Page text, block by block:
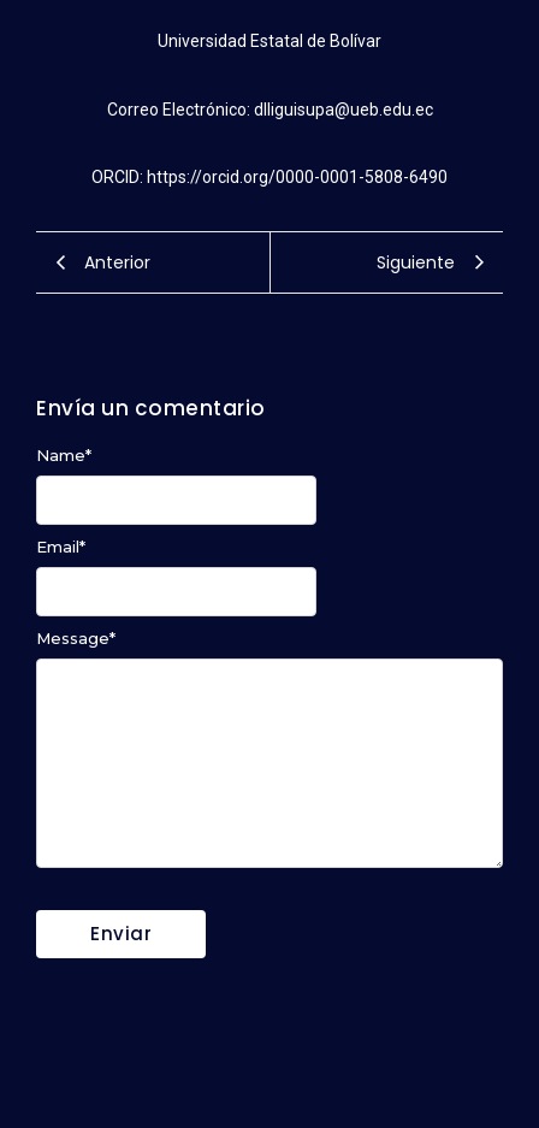
Universidad Estatal de Bolívar
Correo Electrónico: dlliguisupa@ueb.edu.ec
ORCID: https://orcid.org/0000-0001-5808-6490
Anterior Siguiente
Envía un comentario
Message*
Name*
Email*